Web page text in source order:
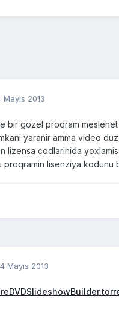
Mayıs 2013
bir gozel proqram
yaranir amma video
lizensa codlarinida
lisenziya kodunu
4 Mayıs 2013